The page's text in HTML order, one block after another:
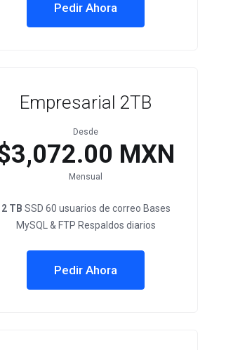
Pedir Ahora
Empresarial 2TB
Desde
MXN
Mensual
2 TB SSD 60 usuarios de correo Bases
MySQL & FTP Respaldos diarios
Pedir Ahora